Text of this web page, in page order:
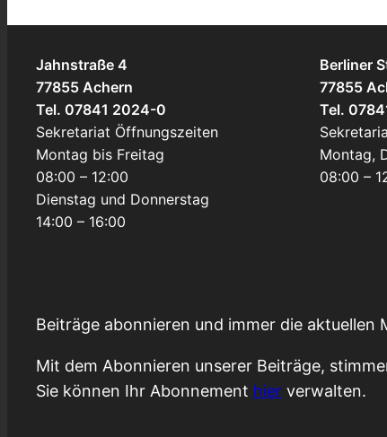
Jahnstraße 4
77855 Achern
Tel. 07841 2024-0
Sekretariat Öffnungszeiten
Montag bis Freitag
08:00 – 12:00
Dienstag und Donnerstag
14:00 – 16:00
Berliner
77855
Tel.
Montag,
08:00 –
Beiträge abonnieren und immer die aktuellen
Mit dem Abonnieren unserer Beiträge,
Sie können Ihr Abonnement hier verwalten.